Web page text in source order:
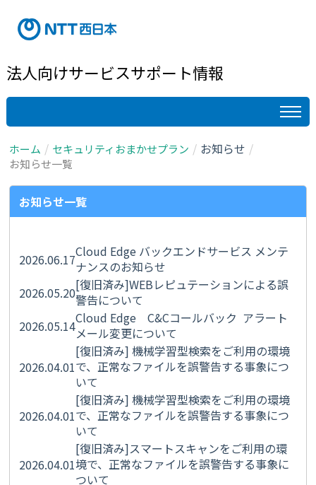
法人向けサービスサポート情報
ホーム セキュリティおまかせプラン お知らせ
お知らせ一覧
お知らせ一覧
2026.06.17Cloud Edge バックエンドサービス メンテ
ナンスのお知らせ
2026.05.20[復旧済み]WEBレピュテーションによる誤
警告について
2026.05.14Cloud Edge C&Cコールバック アラート
メール変更について
2026.04.01
[復旧済み] 機械学習型検索をご利用の環境
で、正常なファイルを誤警告する事象につ
いて
2026.04.01
[復旧済み] 機械学習型検索をご利用の環境
で、正常なファイルを誤警告する事象につ
いて
2026.04.01
[復旧済み]スマートスキャンをご利用の環
境で、正常なファイルを誤警告する事象に
ついて